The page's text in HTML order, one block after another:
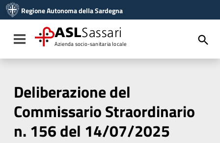
Vai al menu di navigazione
Vai al footer
Regione Autonoma della Sardegna
Toggle navigation
ASLSassari
Azienda socio-sanitaria locale
Deliberazione del
Commissario Straordinario
n. 156 del 14/07/2025